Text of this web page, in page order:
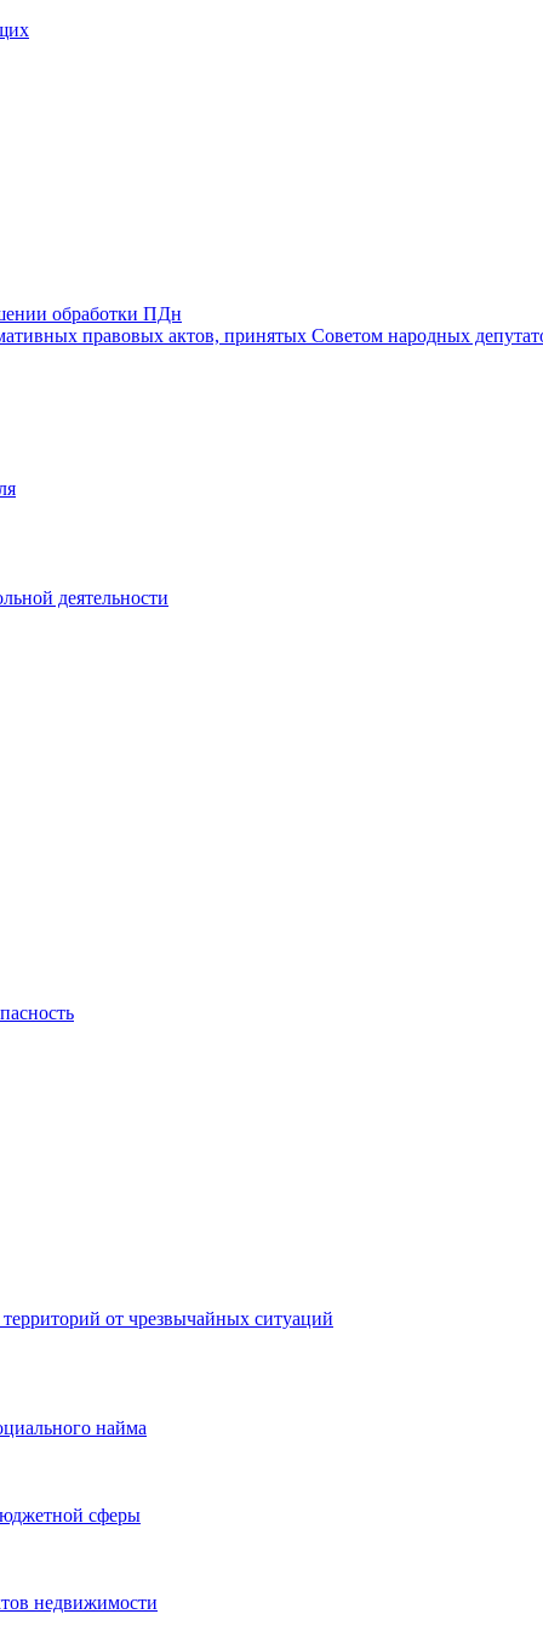
обработки ПДн
правовых актов, принятых Советом народных
деятельности
от чрезвычайных ситуаций
найма
сферы
недвижимости